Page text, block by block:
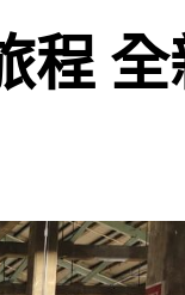
程 全